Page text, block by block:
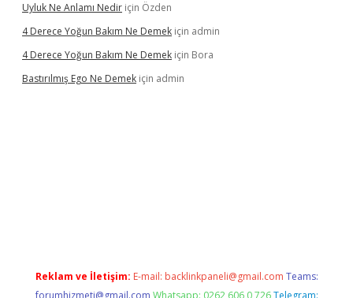
Uyluk Ne Anlamı Nedir için Özden
4 Derece Yoğun Bakım Ne Demek için admin
4 Derece Yoğun Bakım Ne Demek için Bora
Bastırılmış Ego Ne Demek için admin
Reklam ve İletişim: E-mail: backlinkpaneli@gmail.com Teams:
forumhizmeti@gmail.com Whatsapp: 0262 606 0 726 Telegram: